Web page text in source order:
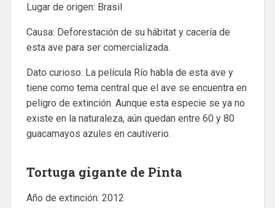
Lugar de origen: Brasil
Causa: Deforestación de su hábitat y cacería de
esta ave para ser comercializada.
Dato curioso: La película Río habla de esta ave y
tiene como tema central que el ave se encuentra en
peligro de extinción. Aunque esta especie se ya no
existe en la naturaleza, aún quedan entre 60 y 80
guacamayos azules en cautiverio.
Tortuga gigante de Pinta
Año de extinción: 2012